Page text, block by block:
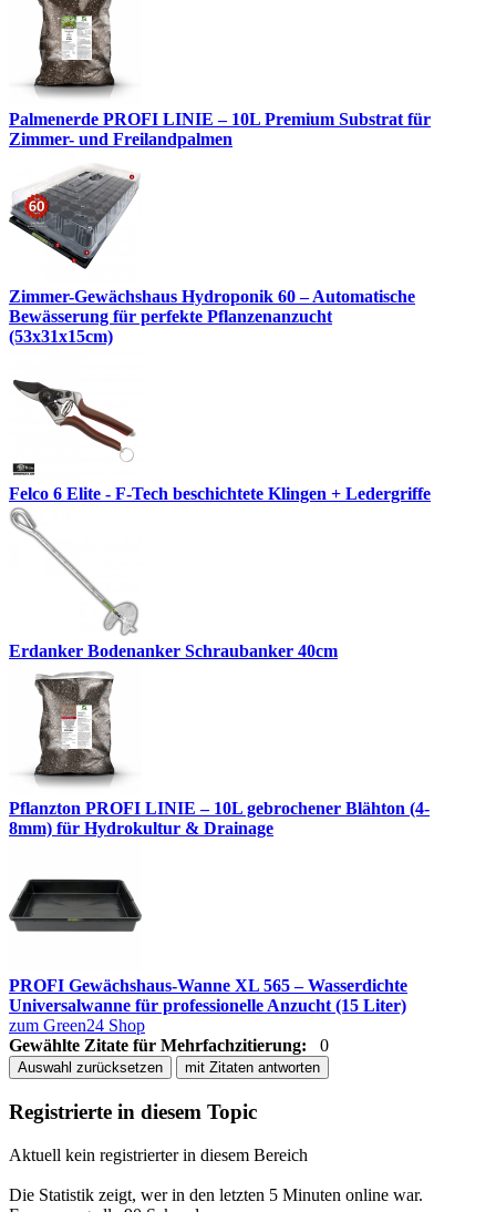
Palmenerde PROFI LINIE – 10L Premium Substrat für
Zimmer- und Freilandpalmen
Zimmer-Gewächshaus Hydroponik 60 – Automatische
Bewässerung für perfekte Pflanzenanzucht
(53x31x15cm)
Felco 6 Elite - F-Tech beschichtete Klingen + Ledergriffe
Erdanker Bodenanker Schraubanker 40cm
Pflanzton PROFI LINIE – 10L gebrochener Blähton (4-
8mm) für Hydrokultur & Drainage
PROFI Gewächshaus-Wanne XL 565 – Wasserdichte
Universalwanne für professionelle Anzucht (15 Liter)
zum Green24 Shop
Gewählte Zitate für Mehrfachzitierung:
0
Auswahl zurücksetzen mit Zitaten antworten
Registrierte in diesem Topic
Aktuell kein registrierter in diesem Bereich
Die Statistik zeigt, wer in den letzten 5 Minuten online war.